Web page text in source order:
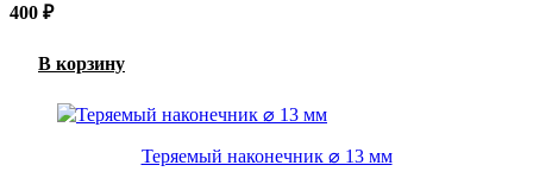
400 ₽
В корзину
Теряемый наконечник ⌀ 13 мм